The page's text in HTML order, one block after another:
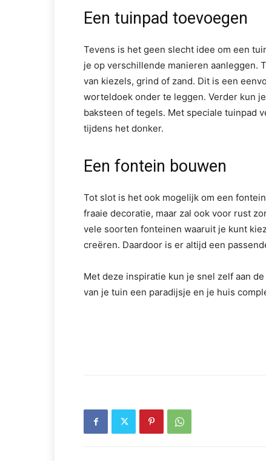
Een tuinpad toevoegen
Tevens is het geen slecht idee om een
je op verschillende manieren aanleggen.
van kiezels, grind of zand. Dit is een
worteldoek onder te leggen. Verder kun
baksteen of tegels. Met speciale tuinpad
tijdens het donker.
Een fontein bouwen
Tot slot is het ook mogelijk om een
fraaie decoratie, maar zal ook voor rust
vele soorten fonteinen waaruit je kunt
creëren. Daardoor is er altijd een
Met deze inspiratie kun je snel zelf aan
van je tuin een paradijsje en je huis